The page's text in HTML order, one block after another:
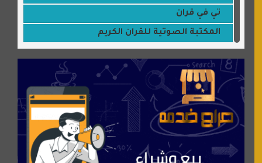
تي في قران
المكتبة الصوتية للقران الكريم
موقع سيارات عربية
عالم كوكي
سورة قران
شركة إعمار الرياض للخدمات المنزلية
شبكة رأيي